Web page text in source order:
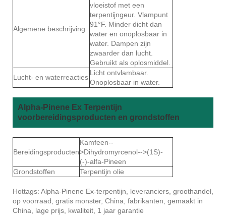
Algemene beschrijving
vloeistof met een
terpentijngeur. Vlampunt
91°F. Minder dicht dan
water en onoplosbaar in
water. Dampen zijn
zwaarder dan lucht.
Gebruikt als oplosmiddel.
Lucht- en waterreacties
Licht ontvlambaar.
Onoplosbaar in water.
Alpha-Pinene Ex Terpentijn
voorbereidingsproducten en grondstoffen
Bereidingsproducten
Kamfeen--
>Dihydromyrcenol-->(1S)-
(-)-alfa-Pineen
Grondstoffen
Terpentijn olie
Hottags: Alpha-Pinene Ex-terpentijn, leveranciers, groothandel,
op voorraad, gratis monster, China, fabrikanten, gemaakt in
China, lage prijs, kwaliteit, 1 jaar garantie